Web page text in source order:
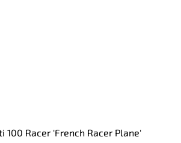
100 Racer 'French Racer Plane'